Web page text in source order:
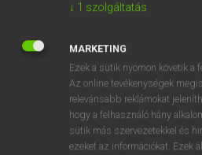
NINCS
Nincs regisztrációm és
díjmentes próbaverziójának
belépek.
↓ 1 szolgáltatás
MARKETING
Ezek a sütik nyomon követik a
Az online tevékenységek
relevánsabb reklámokat
hogy a felhasználó hány
sütik más szervezetekkel és
ezeket az információkat. Ezek